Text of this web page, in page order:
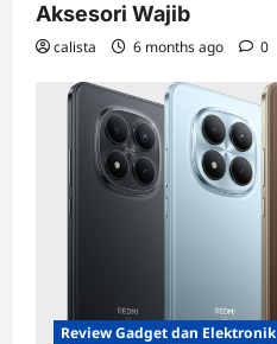
Aksesori Wajib
calista 6 months ago 0
Review Gadget dan Elektronik